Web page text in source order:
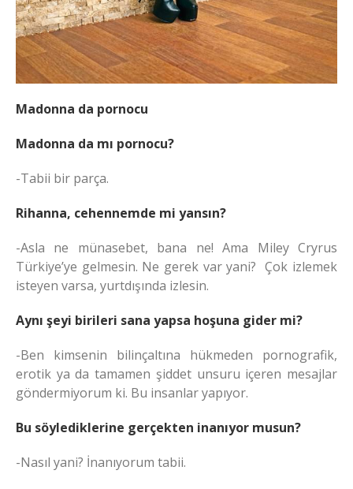
Madonna da pornocu
Madonna da mı pornocu?
-Tabii bir parça.
Rihanna, cehennemde mi yansın?
-Asla ne münasebet, bana ne! Ama Miley Cryrus
Türkiye’ye gelmesin. Ne gerek var yani? Çok izlemek
isteyen varsa, yurtdışında izlesin.
Aynı şeyi birileri sana yapsa hoşuna gider mi?
-Ben kimsenin bilinçaltına hükmeden pornografik,
erotik ya da tamamen şiddet unsuru içeren mesajlar
göndermiyorum ki. Bu insanlar yapıyor.
Bu söylediklerine gerçekten inanıyor musun?
-Nasıl yani? İnanıyorum tabii.